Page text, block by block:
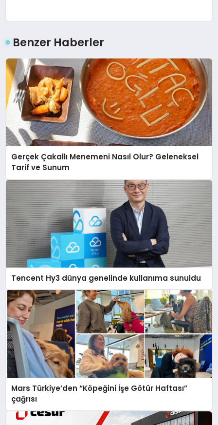
Benzer Haberler
Gerçek Çakallı Menemeni Nasıl Olur? Geleneksel
Tarif ve Sunum
Tencent Hy3 dünya genelinde kullanıma sunuldu
Mars Türkiye’den “Köpeğini İşe Götür Haftası”
çağrısı